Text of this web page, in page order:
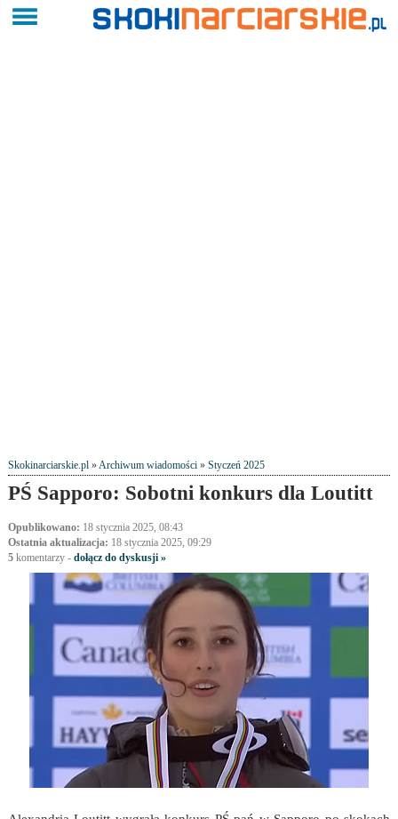
Skokinarciarskie.pl»Archiwum wiadomości» Styczeń 2025
PŚ Sapporo: Sobotni konkurs dla Loutitt
Opublikowano: 18 stycznia 2025, 08:43
Ostatnia aktualizacja: 18 stycznia 2025, 09:29
5komentarzy- dołącz do dyskusji »